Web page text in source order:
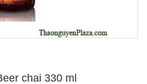
chai 330 ml